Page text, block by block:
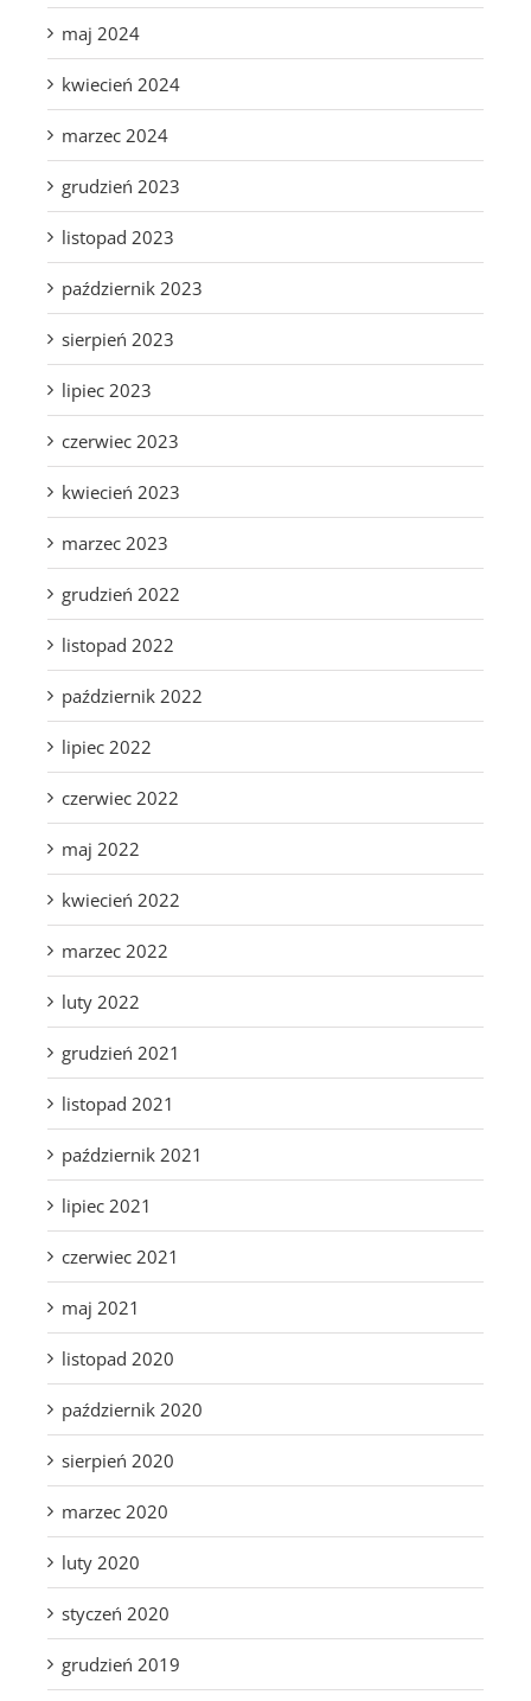
maj 2024
kwiecień 2024
marzec 2024
grudzień 2023
listopad 2023
październik 2023
sierpień 2023
lipiec 2023
czerwiec 2023
kwiecień 2023
marzec 2023
grudzień 2022
listopad 2022
październik 2022
lipiec 2022
czerwiec 2022
maj 2022
kwiecień 2022
marzec 2022
luty 2022
grudzień 2021
listopad 2021
październik 2021
lipiec 2021
czerwiec 2021
maj 2021
listopad 2020
październik 2020
sierpień 2020
marzec 2020
luty 2020
styczeń 2020
grudzień 2019